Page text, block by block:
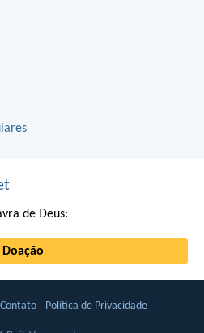
de Deus:
Doação
Contato Política de Privacidade